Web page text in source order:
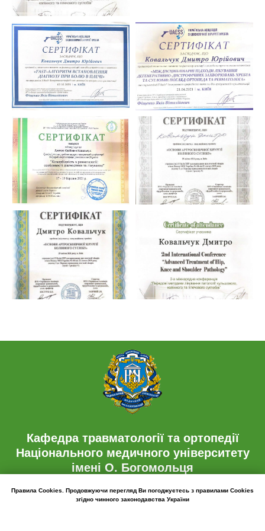
Кафедра травматології та ортопедії
Національного медичного університету
імені О. Богомольця
© All Rights Reserved 2022
Правила Cookies . Продовжуючи перегляд Ви погоджуєтесь з правилами Cookies
згідно чинного законодавства України